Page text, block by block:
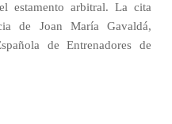
estamento arbitral. La cita
de Joan María Gavaldá,
de Entrenadores de